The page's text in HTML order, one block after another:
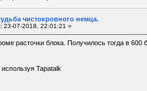
чистокровного немца.
23-07-2018, 22:01:21 »
расточки блока. Получилось тогда в 600
Tapatalk